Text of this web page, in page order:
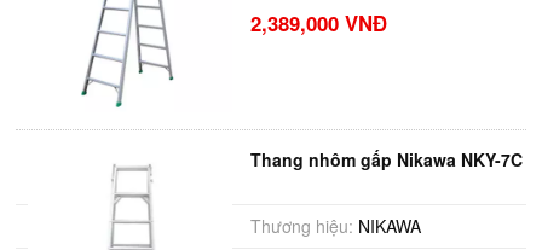
2,389,000 VNĐ
Thang nhôm gấp Nikawa NKY-7C
Thương hiệu: NIKAWA